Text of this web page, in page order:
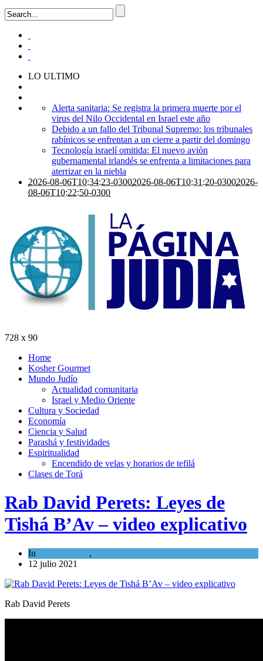
LO ULTIMO
Alerta sanitaria: Se registra la primera muerte por el
virus del Nilo Occidental en Israel este año
Debido a un fallo del Tribunal Supremo: los tribunales
rabínicos se enfrentan a un cierre a partir del domingo
Tecnología israelí omitida: El nuevo avión
gubernamental irlandés se enfrenta a limitaciones para
aterrizar en la niebla
2026-08-06T10:34:23-03002026-08-06T10:31:20-03002026-
08-06T10:22:50-0300
728 x 90
Home
Kosher Gourmet
Mundo Judío
Actualidad comunitaria
Israel y Medio Oriente
Cultura y Sociedad
Economía
Ciencia y Salud
Parashá y festividades
Espiritualidad
Encendido de velas y horarios de tefilá
Clases de Torá
Rab David Perets: Leyes de
Tishá B’Av – video explicativo
In ,
12 julio 2021
Rab David Perets